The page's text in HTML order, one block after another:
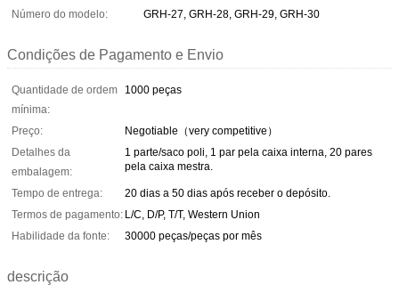
Número do modelo:
GRH-27, GRH-28, GRH-29, GRH-30
Condições de Pagamento e Envio
Quantidade de ordem
mínima:
1000 peças
Preço:
Negotiable（very competitive）
Detalhes da
embalagem:
1 parte/saco poli, 1 par pela caixa interna, 20 pares
pela caixa mestra.
Tempo de entrega:
20 dias a 50 dias após receber o depósito.
Termos de pagamento: L/C, D/P, T/T, Western Union
Habilidade da fonte:
30000 peças/peças por mês
descrição